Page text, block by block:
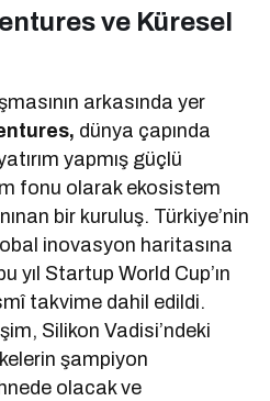
ve Küresel
arkasında yer
dünya çapında
yapmış güçlü
fonu olarak ekosistem
bir kuruluş. Türkiye’nin
inovasyon haritasına
yıl Startup World Cup’ın
takvime dahil edildi.
Silikon Vadisi’ndeki
şampiyon
olacak ve